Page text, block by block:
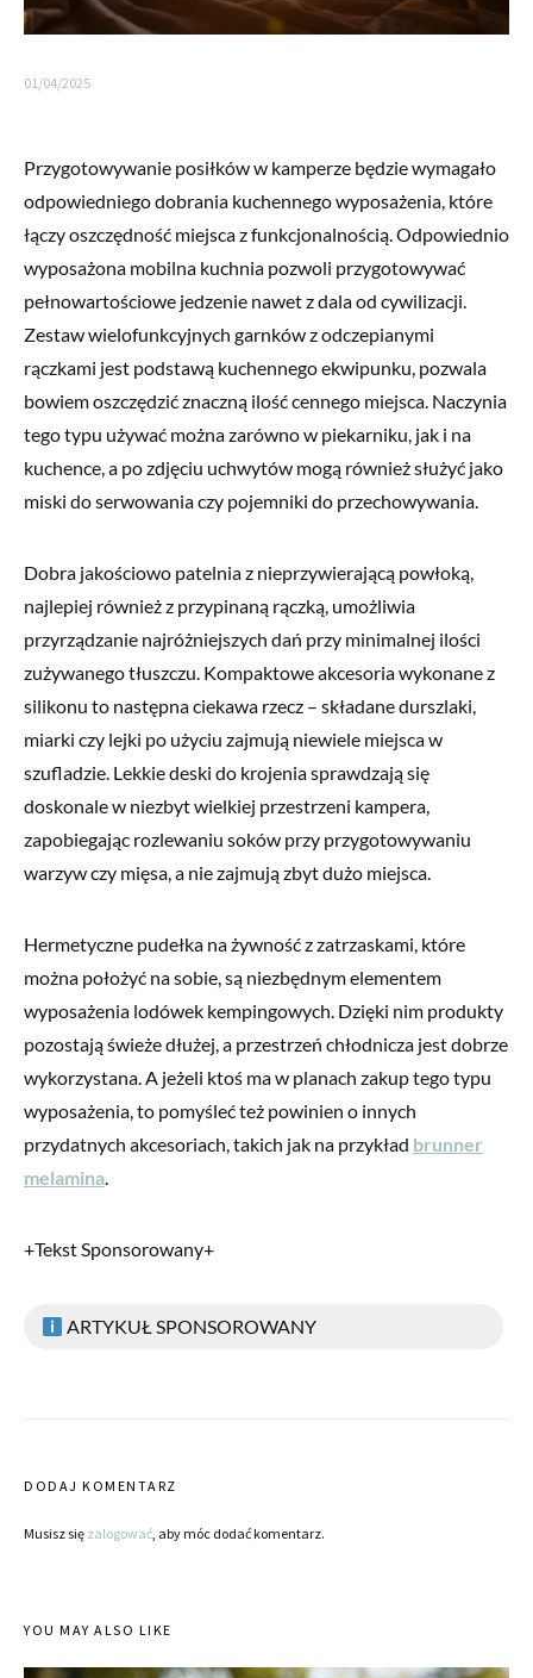
01/04/2025
Przygotowywanie posiłków w kamperze będzie wymagało
odpowiedniego dobrania kuchennego wyposażenia, które
łączy oszczędność miejsca z funkcjonalnością. Odpowiednio
wyposażona mobilna kuchnia pozwoli przygotowywać
pełnowartościowe jedzenie nawet z dala od cywilizacji.
Zestaw wielofunkcyjnych garnków z odczepianymi
rączkami jest podstawą kuchennego ekwipunku, pozwala
bowiem oszczędzić znaczną ilość cennego miejsca. Naczynia
tego typu używać można zarówno w piekarniku, jak i na
kuchence, a po zdjęciu uchwytów mogą również służyć jako
miski do serwowania czy pojemniki do przechowywania.
Dobra jakościowo patelnia z nieprzywierającą powłoką,
najlepiej również z przypinaną rączką, umożliwia
przyrządzanie najróżniejszych dań przy minimalnej ilości
zużywanego tłuszczu. Kompaktowe akcesoria wykonane z
silikonu to następna ciekawa rzecz – składane durszlaki,
miarki czy lejki po użyciu zajmują niewiele miejsca w
szufladzie. Lekkie deski do krojenia sprawdzają się
doskonale w niezbyt wielkiej przestrzeni kampera,
zapobiegając rozlewaniu soków przy przygotowywaniu
warzyw czy mięsa, a nie zajmują zbyt dużo miejsca.
Hermetyczne pudełka na żywność z zatrzaskami, które
można położyć na sobie, są niezbędnym elementem
wyposażenia lodówek kempingowych. Dzięki nim produkty
pozostają świeże dłużej, a przestrzeń chłodnicza jest dobrze
wykorzystana. A jeżeli ktoś ma w planach zakup tego typu
wyposażenia, to pomyśleć też powinien o innych
przydatnych akcesoriach, takich jak na przykład brunner
melamina.
+Tekst Sponsorowany+
ARTYKUŁ SPONSOROWANY
DODAJ KOMENTARZ
Musisz się zalogować, aby móc dodać komentarz.
YOU MAY ALSO LIKE